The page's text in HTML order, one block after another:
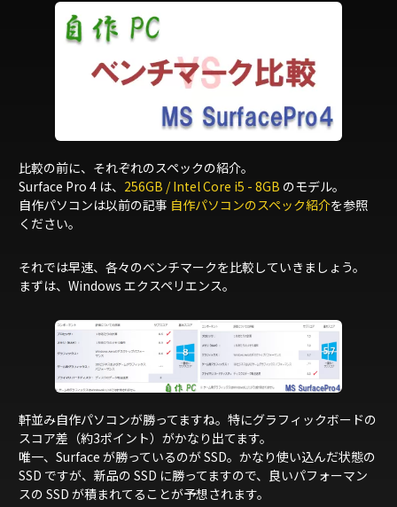
比較の前に、それぞれのスペックの紹介。
Surface Pro 4 は、 256GB / Intel Core i5 - 8GB のモデル。
自作パソコンは以前の記事 自作パソコンのスペック紹介を参照
ください。
それでは早速、各々のベンチマークを比較していきましょう。
まずは、Windows エクスペリエンス。
軒並み自作パソコンが勝ってますね。特にグラフィックボードの
スコア差（約3ポイント）がかなり出てます。
唯一、Surface が勝っているのが SSD。かなり使い込んだ状態の
SSD ですが、新品の SSD に勝ってますので、良いパフォーマン
スの SSD が積まれてることが予想されます。